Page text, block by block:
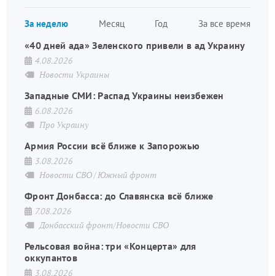
За неделю Месяц Год За все время
«40 дней ада» Зеленского привели в ад Украину
4.08.2026
Новости Украины
Западные СМИ: Распад Украины неизбежен
6.08.2026
Про Украину
Армия России всё ближе к Запорожью
3.08.2026
Новости СВО Южный фронт
Фронт Донбасса: до Славянска всё ближе
7.08.2026
Донбасский фронт/Новости СВО
Рельсовая война: три «Концерта» для
оккупантов
3.08.2026